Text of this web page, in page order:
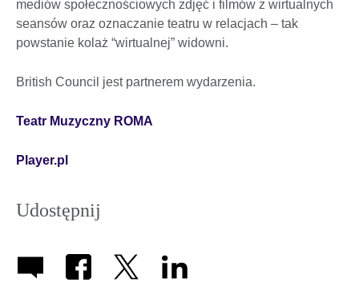
mediów społecznościowych zdjęć i filmów z wirtualnych
seansów oraz oznaczanie teatru w relacjach – tak
powstanie kolaż “wirtualnej” widowni.
British Council jest partnerem wydarzenia.
Teatr Muzyczny ROMA
Player.pl
Udostępnij